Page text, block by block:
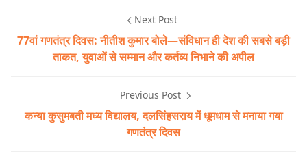
Next Post
77वां गणतंत्र दिवस: नीतीश कुमार बोले—संविधान ही देश की सबसे बड़ी
ताकत, युवाओं से सम्मान और कर्तव्य निभाने की अपील
Previous Post
कन्या कुसुमबती मध्य विद्यालय, दलसिंहसराय में धूमधाम से मनाया गया
गणतंत्र दिवस